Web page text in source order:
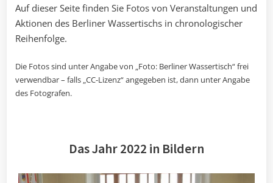
Auf dieser Seite finden Sie Fotos von Veranstaltungen und
Aktionen des Berliner Wassertischs in chronologischer
Reihenfolge.
Die Fotos sind unter Angabe von „Foto: Berliner Wassertisch“ frei
verwendbar – falls „CC-Lizenz“ angegeben ist, dann unter Angabe
des Fotografen.
Das Jahr 2022 in Bildern